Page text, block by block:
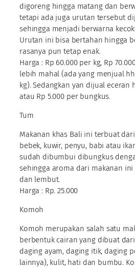
digoreng hingga matang dan
tetapi ada juga urutan tersebut
sehingga menjadi berwarna
Urutan ini bisa bertahan hingga
rasanya pun tetap enak.
Harga : Rp 60.000 per kg, Rp
lebih mahal (ada yang menjual
kg). Sedangkan yan dijual eceran
atau Rp 5.000 per bungkus.
Tum
Makanan khas Bali ini terbuat
bebek, kuwir, penyu, babi atau
sudah dibumbui dibungkus
sehingga aroma dari makanan
dan lembut.
Harga : Rp. 25.000
Komoh
Komoh merupakan salah satu
berbentuk cairan yang dibuat
daging ayam, daging itik, daging
lainnya), kulit, hati dan bumbu.